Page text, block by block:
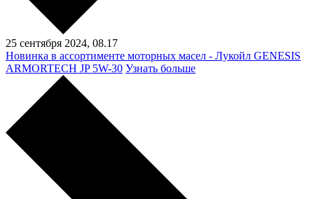
25 сентября 2024, 08.17
Новинка в ассортименте моторных масел - Лукойл GENESIS
ARMORTECH JP 5W-30 Узнать больше